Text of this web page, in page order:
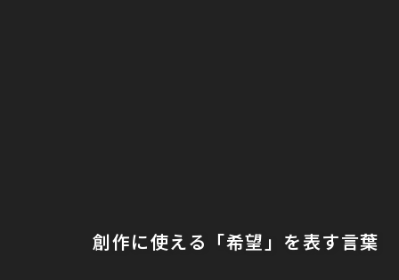
創作に使える「希望」を表す言葉